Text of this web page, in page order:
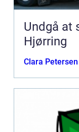
Undgå at
Hjørring
Clara Petersen